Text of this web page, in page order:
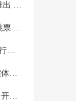
曝《上古卷轴4》重制版将于今年内推出 虚幻5加持
鼎鼎大名！《缘之空》Steam版宣布跳票 将延期至2月28日发售
爆《战锤》系列一款未公开游戏因发行商撤资而夭折，开发被迫中断
分析称川普对墨西哥的关税 会导致实体游戏价格上涨
PC年？超80%的开发者正在为PC平台开发游戏 NS2为8%